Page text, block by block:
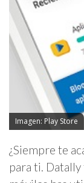
Imagen: Play Store
¿Siempre te
para ti.